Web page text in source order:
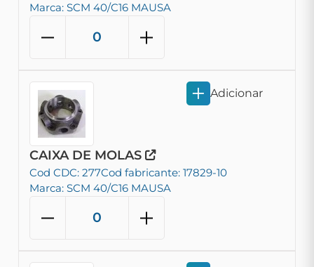
Marca: SCM 40/C16 MAUSA
CAIXA DE MOLAS
Cod CDC: 277Cod fabricante: 17829-10
Marca: SCM 40/C16 MAUSA
Adicionar